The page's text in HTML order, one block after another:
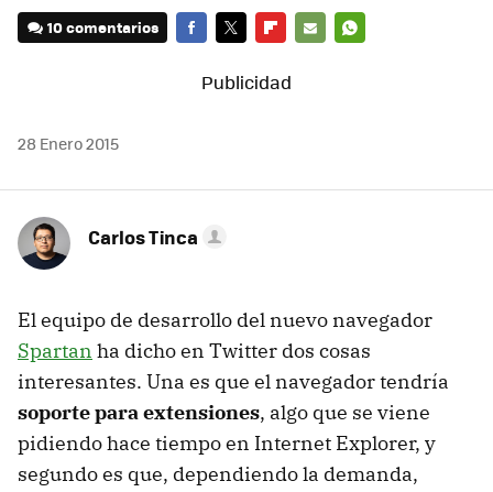
10 comentarios
28 Enero 2015
Carlos Tinca
El equipo de desarrollo del nuevo navegador
Spartan ha dicho en Twitter dos cosas
interesantes. Una es que el navegador tendría
soporte para extensiones, algo que se viene
pidiendo hace tiempo en Internet Explorer, y
segundo es que, dependiendo la demanda,